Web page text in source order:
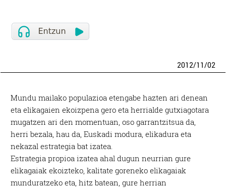
2012/11/02
Mundu mailako populazioa etengabe hazten ari denean
eta elikagaien ekoizpena gero eta herrialde gutxiagotara
mugatzen ari den momentuan, oso garrantzitsua da,
herri bezala, hau da, Euskadi modura, elikadura eta
nekazal estrategia bat izatea.
Estrategia propioa izatea ahal dugun neurrian gure
elikagaiak ekoizteko, kalitate goreneko elikagaiak
munduratzeko eta, hitz batean, gure herrian